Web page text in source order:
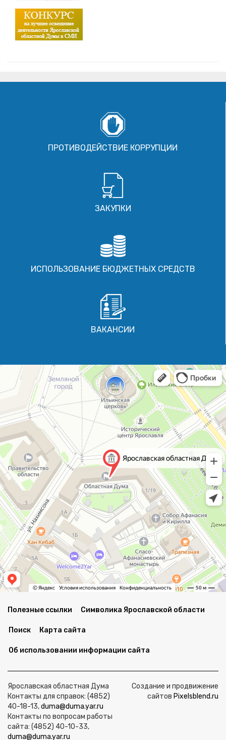
ПРОТИВОДЕЙСТВИЕ КОРРУПЦИИ
ЗАКУПКИ
ИСПОЛЬЗОВАНИЕ БЮДЖЕТНЫХ СРЕДСТВ
ВАКАНСИИ
Полезные ссылки Символика Ярославской области
Поиск Карта сайта
Об использовании информации сайта
Ярославская областная Дума
Контакты для справок: (4852)
40-18-13,duma@duma.yar.ru
Контакты по вопросам работы
сайта: (4852) 40-10-33,
duma@duma.yar.ru
Создание и продвижение
сайтов Pixelsblend.ru